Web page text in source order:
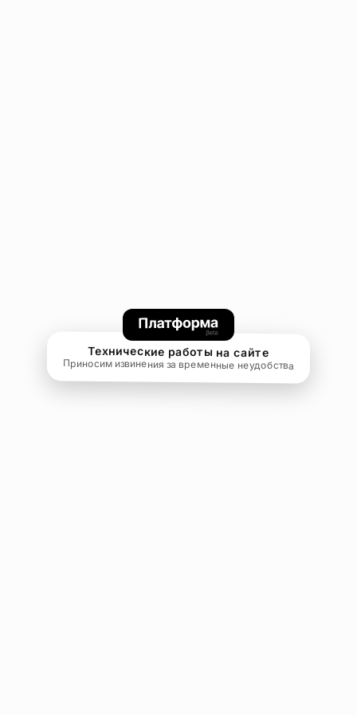
Технические работы на сайте
Приносим извинения за временные неудобства